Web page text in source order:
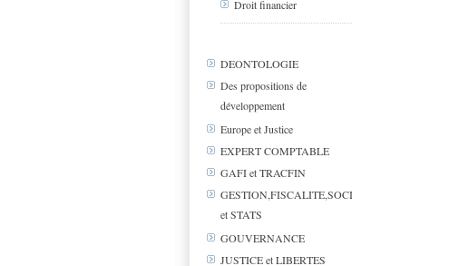
Droit financier
DEONTOLOGIE
Des propositions de
développement
Europe et Justice
EXPERT COMPTABLE
GAFI et TRACFIN
GESTION,FISCALITE,SOCIAL
et STATS
GOUVERNANCE
JUSTICE et LIBERTES